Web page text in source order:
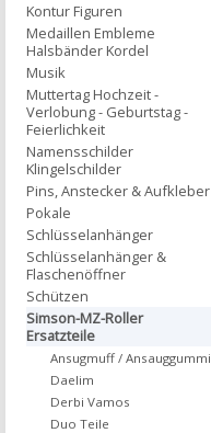
Kontur Figuren
Medaillen Embleme
Halsbänder Kordel
Musik
Muttertag Hochzeit -
Verlobung - Geburtstag -
Feierlichkeit
Namensschilder
Klingelschilder
Pins, Anstecker & Aufkleber
Pokale
Schlüsselanhänger
Schlüsselanhänger &
Flaschenöffner
Schützen
Simson-MZ-Roller
Ersatzteile
Ansugmuff / Ansauggummi
Daelim
Derbi Vamos
Duo Teile